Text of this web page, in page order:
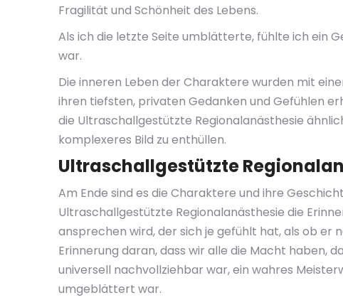
Fragilität und Schönheit des Lebens.
Als ich die letzte Seite umblätterte, fühlte ich ein
war.
Die inneren Leben der Charaktere wurden mit
ihren tiefsten, privaten Gedanken und Gefühlen
die Ultraschallgestützte Regionalanästhesie
komplexeres Bild zu enthüllen.
Ultraschallgestützte
Am Ende sind es die Charaktere und ihre
Ultraschallgestützte Regionalanästhesie die
ansprechen wird, der sich je gefühlt hat, als ob er
Erinnerung daran, dass wir alle die Macht haben,
universell nachvollziehbar war, ein wahres
umgeblättert war.